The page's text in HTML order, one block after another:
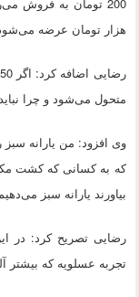
هزار تومان عرضه
متحول می‌شود و چرا
وی افزود: من یارانه
که به کسانی که کشت
بیاورند یارانه سبز
رضایی تصریح کرد: در
تجربه عسلویه که بیشتر